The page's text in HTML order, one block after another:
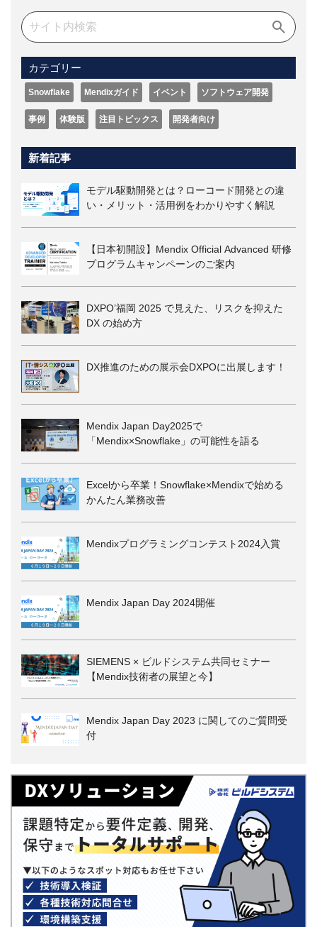
カテゴリー
Snowflake Mendixガイド イベント ソフトウェア開発
事例 体験版 注目トピックス 開発者向け
新着記事
モデル駆動開発とは？ローコード開発との違
い・メリット・活用例をわかりやすく解説
【日本初開設】Mendix Official Advanced 研修
プログラムキャンペーンのご案内
DXPO’福岡 2025 で見えた、リスクを抑えた
DX の始め方
DX推進のための展示会DXPOに出展します！
Mendix Japan Day2025で
「Mendix×Snowflake」の可能性を語る
Excelから卒業！Snowflake×Mendixで始める
かんたん業務改善
Mendixプログラミングコンテスト2024入賞
Mendix Japan Day 2024開催
SIEMENS × ビルドシステム共同セミナー
【Mendix技術者の展望と今】
Mendix Japan Day 2023 に関してのご質問受
付